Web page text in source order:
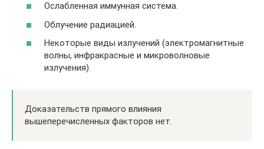
Ослабленная иммунная система.
Облучение радиацией.
Некоторые виды излучений (электромагнитные
волны, инфракрасные и микроволновые
излучения).
Доказательств прямого влияния
вышеперечисленных факторов нет.